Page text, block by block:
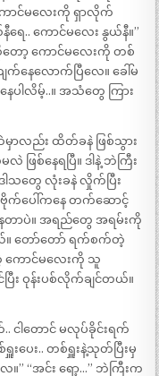
ောင်မလေးကို ရှာလိုက်
ရေ.. ကောင်မလေး နွယ်နီ။”
ာ့ ကောင်မလေးကို တစ်
က်နေလောက်ပြီလေ။ ခေါ်မ
ေပါလိမ့်..။ အသံတွေ ကြား
မှာလည်း ထိတ်ခနဲ ဖြစ်သွား
ြစ်နေရပြီ။ ဒါနဲ့ ဘဲကြီး
သတွေ လုံးခနဲ လှိုက်ပြီး
က်ပေါ်ကနေ တက်ဆောင့်
တာပဲ။ အရည်တွေ အရမ်းကို
တော်တော် ရက်စက်တဲ့
တဲ့ ကောင်မလေးကို သူ
း ဝုန်းပစ်လိုက်ချင်တယ်။
ငါတောင် မလုပ်ခိုင်းရက်
ပေး.. တစ်ရှူးနဲ့သုတ်ပြီးမှ
“အင်း ရော့…” ဘဲကြီးက